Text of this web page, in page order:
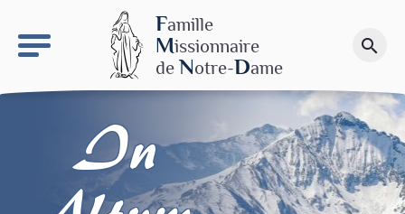
Famille
Missionnaire
de Notre-Dame
search
Faire un don
In